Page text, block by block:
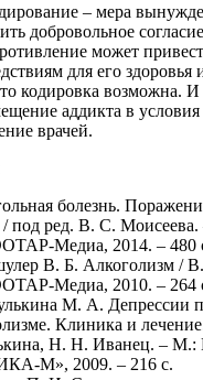
– мера
добровольное
может
для его здоровья
то кодировка возможна.
аддикта в
врачей.
болезнь.
/ под ред. В. С. Моисеева.
Медиа, 2014. – 480
В. Б. Алкоголизм /
Медиа, 2010. – 264
М. А. Депрессии
Клиника и
Н. Н. Иванец. –
М», 2009. – 216 с.